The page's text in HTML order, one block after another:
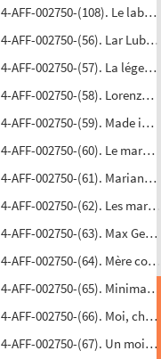
4-AFF-002750-(108). Le
4-AFF-002750-(56). Lar
4-AFF-002750-(57). La
4-AFF-002750-(58).
4-AFF-002750-(59). Made in
4-AFF-002750-(60). Le
4-AFF-002750-(61). Mariana
4-AFF-002750-(62). Les
4-AFF-002750-(63). Max
4-AFF-002750-(64). Mère
4-AFF-002750-(65). Minima
4-AFF-002750-(66). Moi,
4-AFF-002750-(67). Un mois